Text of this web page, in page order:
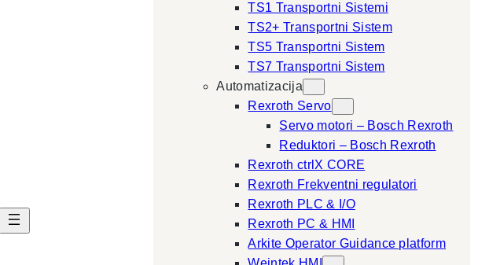
TS1 Transportni Sistemi
TS2+ Transportni Sistem
TS5 Transportni Sistem
TS7 Transportni Sistem
Automatizacija
Rexroth Servo
Servo motori – Bosch Rexroth
Reduktori – Bosch Rexroth
Rexroth ctrlX CORE
Rexroth Frekventni regulatori
Rexroth PLC & I/O
Rexroth PC & HMI
Arkite Operator Guidance platform